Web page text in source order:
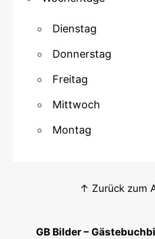
Dienstag
Donnerstag
Freitag
Mittwoch
Montag
↑ Zurück zum
GB Bilder –